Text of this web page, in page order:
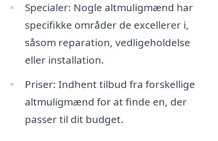
Specialer: Nogle altmuligmænd har
specifikke områder de excellerer i,
såsom reparation, vedligeholdelse
eller installation.
Priser: Indhent tilbud fra forskellige
altmuligmænd for at finde en, der
passer til dit budget.